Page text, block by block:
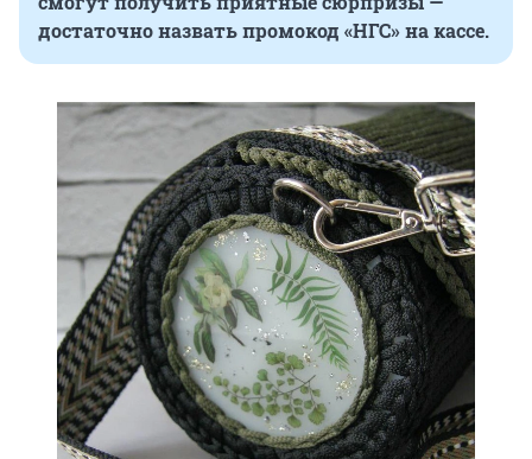
достаточно назвать промокод «НГС» на кассе.